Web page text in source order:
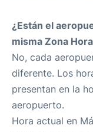
¿Están el
misma Zona
No, cada
diferente. Los
presentan en la
aeropuerto.
Hora actual en